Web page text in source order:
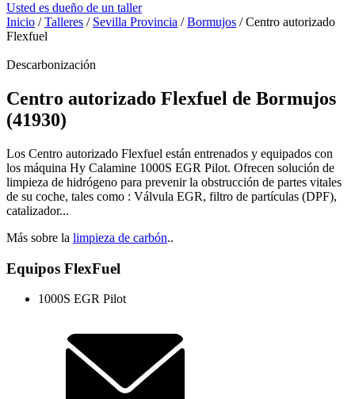
Usted es dueño de un taller
Inicio /Talleres / Sevilla Provincia /Bormujos /Centro autorizado
Flexfuel
Descarbonización
Centro autorizado Flexfuel de Bormujos
(41930)
Los Centro autorizado Flexfuel están entrenados y equipados con
los máquina Hy Calamine 1000S EGR Pilot. Ofrecen solución de
limpieza de hidrógeno para prevenir la obstrucción de partes vitales
de su coche, tales como : Válvula EGR, filtro de partículas (DPF),
catalizador...
Más sobre la limpieza de carbón..
Equipos FlexFuel
1000S EGR Pilot